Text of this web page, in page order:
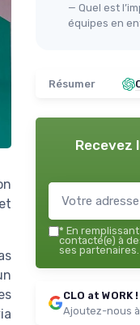
— Quel est
équipes en
Résumer
Recevez
* En
contacté(e) à
ses partenaires.
CLO at WORK !
Ajoutez-nous